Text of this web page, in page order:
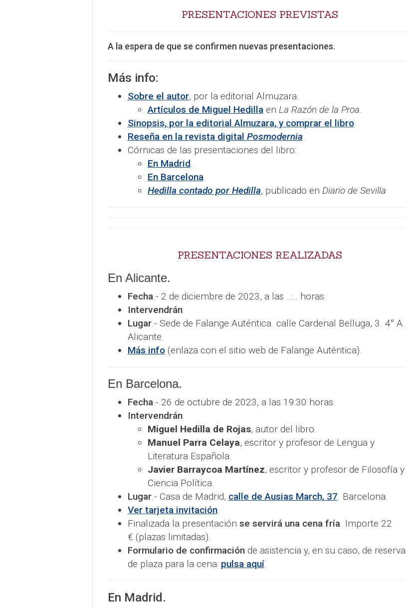
PRESENTACIONES PREVISTAS
A la espera de que se confirmen nuevas presentaciones.
Más info:
Sobre el autor, por la editorial Almuzara.
Artículos de Miguel Hedillaen La Razón de la Proa.
Sinopsis, por la editorial Almuzara, y comprar el libro.
Reseña en la revista digital Posmodernia.
Córnicas de las presentaciones del libro:
En Madrid.
En Barcelona.
Hedilla contado por Hedilla, publicado en Diario de Sevilla
PRESENTACIONES REALIZADAS
En Alicante.
Fecha.- 2 de diciembre de 2023, a las ..:.. horas.
Intervendrán:​
Lugar.- Sede de Falange Auténtica. calle Cardenal Belluga, 3. 4° A.
Alicante.
Más info(enlaza con el sitio web de Falange Auténtica).
En Barcelona.
Fecha.- 26 de octubre de 2023, a las 19:30 horas.
Intervendrán:​
Miguel Hedilla de Rojas, autor del libro.
Manuel Parra Celaya, escritor y profesor de Lengua y
Literatura Española.
Javier Barraycoa Martínez, escritor y profesor de Filosofía y
Ciencia Política.
Lugar.- Casa de Madrid, calle de Ausias March, 37. Barcelona.
Ver tarjeta invitación.
Finalizada la presentación se servirá una cena fría. Importe 22
€ (plazas limitadas).
Formulario de confirmaciónde asistencia y, en su caso, de reserva
de plaza para la cena: pulsa aquí.
En Madrid.